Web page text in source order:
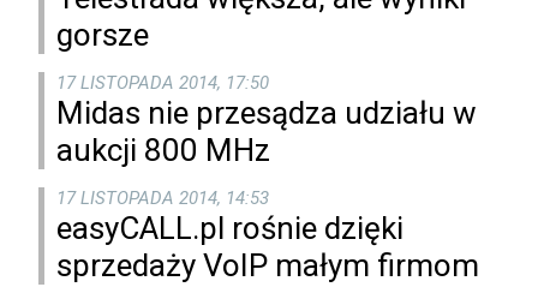
gorsze
17 LISTOPADA 2014, 17:50
Midas nie przesądza udziału w
aukcji 800 MHz
17 LISTOPADA 2014, 14:53
easyCALL.pl rośnie dzięki
sprzedaży VoIP małym firmom